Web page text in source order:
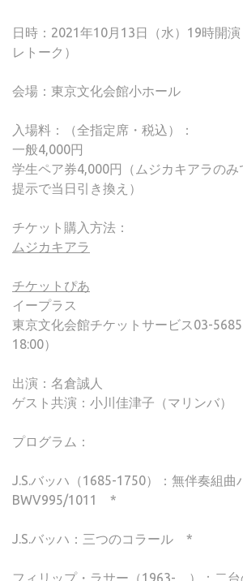
日時：2021年10月13日（水）19時開
レトーク）
会場：東京文化会館小ホール
入場料：（全指定席・税込）：
一般4,000円
学生ペア券4,000円（ムジカキアラのみ
提示で当日引き換え）
チケット購入方法：
ムジカキアラ
チケットぴあ
イープラス
東京文化会館チケットサービス03-
18:00）
出演：名倉誠人
ゲスト共演：小川佳津子（マリンバ）
プログラム：
J.S.バッハ（1685-1750）：無伴奏組
BWV995/1011 *
J.S.バッハ：三つのコラール *
フィリップ・ラサー（1963- ）：二台